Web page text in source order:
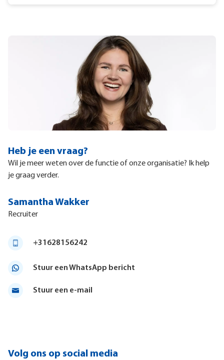
Heb je een vraag?
Wil je meer weten over de functie of onze organisatie? Ik help
je graag verder.
Samantha Wakker
Recruiter
+31628156242
Stuur een WhatsApp bericht
Stuur een e-mail
Volg ons op social media